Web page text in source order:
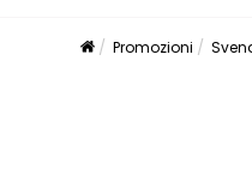
Promozioni